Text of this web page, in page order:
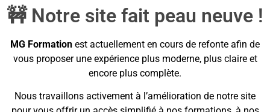
🚧 Notre site fait peau neuve !
MG Formation est actuellement en cours de refonte afin de
vous proposer une expérience plus moderne, plus claire et
encore plus complète.
Nous travaillons activement à l’amélioration de notre site